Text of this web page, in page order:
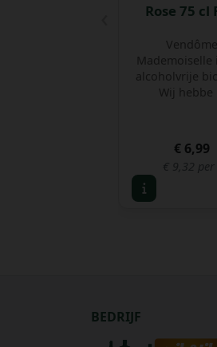
Rose 75 cl
Vendôme
Mademoiselle
alcoholvrije
Wij hebbe
€ 6,99
€ 9,32 per
BEDRIJF